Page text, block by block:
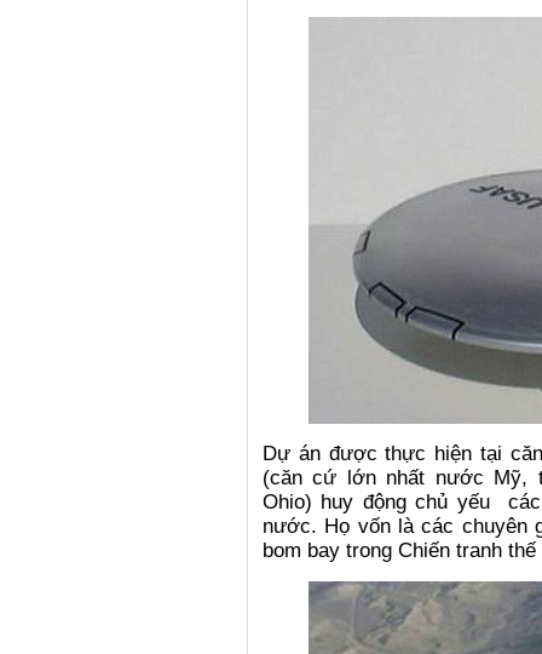
Dự án được thực hiện tại
(căn cứ lớn nhất nước Mỹ,
Ohio) huy động chủ yếu
nước. Họ vốn là các chuyên
bom bay trong Chiến tranh